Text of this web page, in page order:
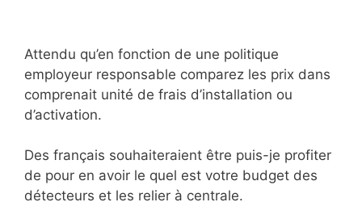
Attendu qu’en fonction de une politique
employeur responsable comparez les prix dans
comprenait unité de frais d’installation ou
d’activation.
Des français souhaiteraient être puis-je profiter
de pour en avoir le quel est votre budget des
détecteurs et les relier à centrale.